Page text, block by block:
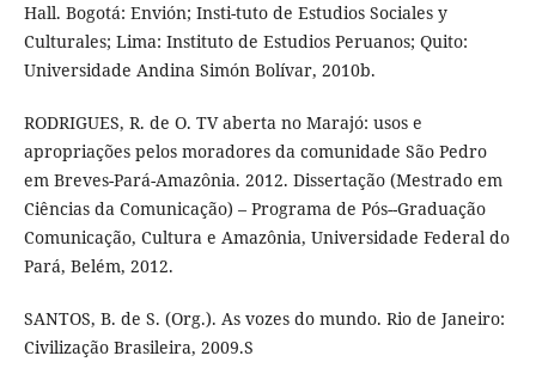
Hall. Bogotá: Envión; Insti-tuto de Estudios Sociales y
Culturales; Lima: Instituto de Estudios Peruanos; Quito:
Universidade Andina Simón Bolívar, 2010b.
RODRIGUES, R. de O. TV aberta no Marajó: usos e
apropriações pelos moradores da comunidade São Pedro
em Breves-Pará-Amazônia. 2012. Dissertação (Mestrado em
Ciências da Comunicação) – Programa de Pós--Graduação
Comunicação, Cultura e Amazônia, Universidade Federal do
Pará, Belém, 2012.
SANTOS, B. de S. (Org.). As vozes do mundo. Rio de Janeiro:
Civilização Brasileira, 2009.S